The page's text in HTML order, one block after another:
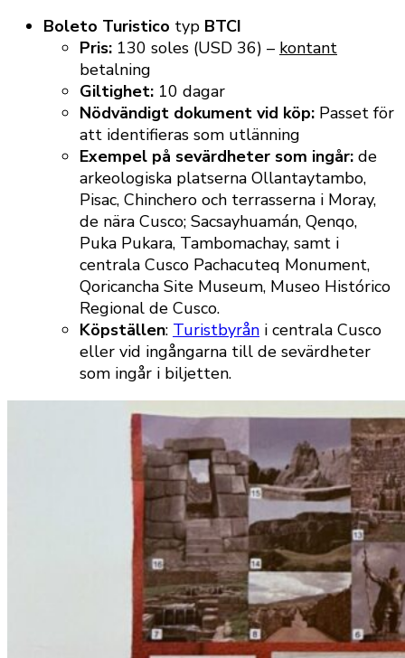
Boleto Turistico typ BTCI
Pris: 130 soles (USD 36) – kontant
betalning
Giltighet: 10 dagar
Nödvändigt dokument vid köp: Passet för
att identifieras som utlänning
Exempel på sevärdheter som ingår: de
arkeologiska platserna Ollantaytambo,
Pisac, Chinchero och terrasserna i Moray,
de nära Cusco; Sacsayhuamán, Qenqo,
Puka Pukara, Tambomachay, samt i
centrala Cusco Pachacuteq Monument,
Qoricancha Site Museum, Museo Histórico
Regional de Cusco.
Köpställen: Turistbyrån i centrala Cusco
eller vid ingångarna till de sevärdheter
som ingår i biljetten.